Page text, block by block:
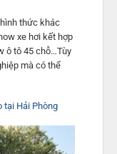
thức khác
xe hơi kết hợp
ô tô 45 chỗ…Tùy
mà có thể
tại Hải Phòng